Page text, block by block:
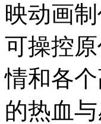
映动画
可操控
情和各
的热血与